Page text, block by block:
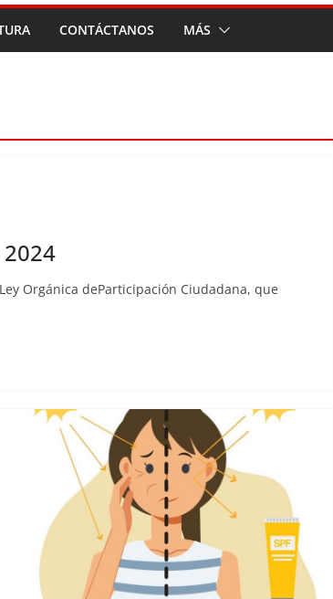
CONTÁCTANOS MÁS
Orgánica deParticipación Ciudadana, que